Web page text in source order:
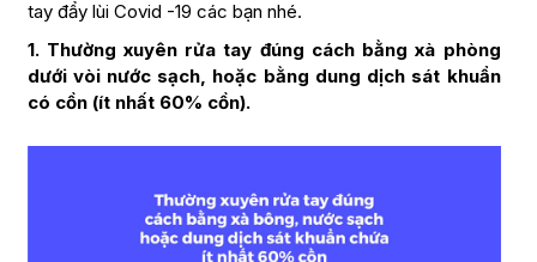
tay đẩy lùi Covid -19 các bạn nhé.
1. Thường xuyên rửa tay đúng cách bằng xà phòng
dưới vòi nước sạch, hoặc bằng dung dịch sát khuẩn
có cồn (ít nhất 60% cồn).